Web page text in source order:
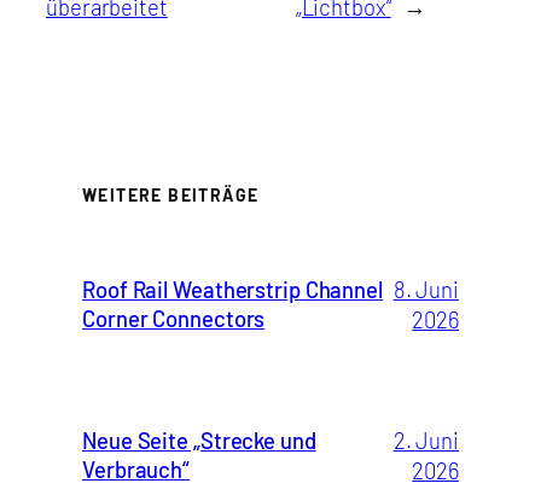
überarbeitet
„Lichtbox“ →
WEITERE BEITRÄGE
Roof Rail Weatherstrip Channel
Corner Connectors
8. Juni
2026
Neue Seite „Strecke und
Verbrauch“
2. Juni
2026